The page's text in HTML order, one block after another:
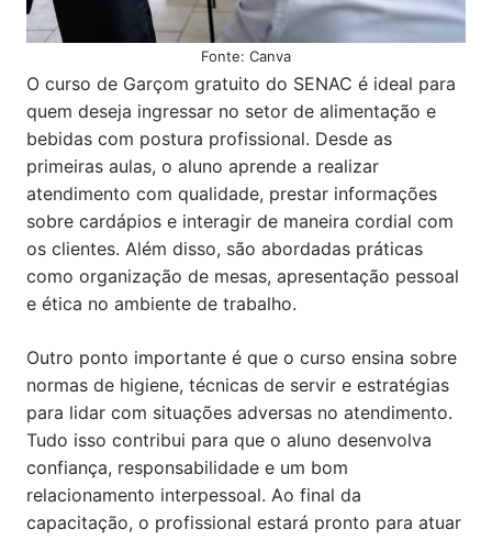
Fonte: Canva
O curso de Garçom gratuito do SENAC é ideal para
quem deseja ingressar no setor de alimentação e
bebidas com postura profissional. Desde as
primeiras aulas, o aluno aprende a realizar
atendimento com qualidade, prestar informações
sobre cardápios e interagir de maneira cordial com
os clientes. Além disso, são abordadas práticas
como organização de mesas, apresentação pessoal
e ética no ambiente de trabalho.
Outro ponto importante é que o curso ensina sobre
normas de higiene, técnicas de servir e estratégias
para lidar com situações adversas no atendimento.
Tudo isso contribui para que o aluno desenvolva
confiança, responsabilidade e um bom
relacionamento interpessoal. Ao final da
capacitação, o profissional estará pronto para atuar